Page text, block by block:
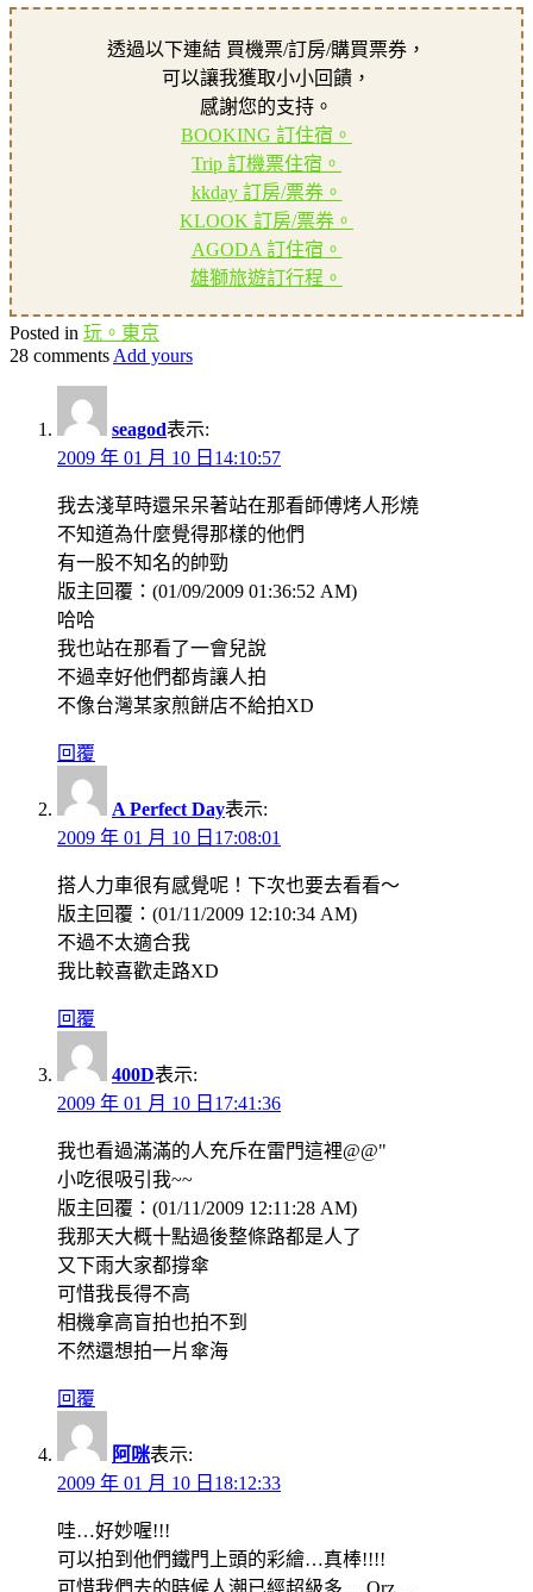
透過以下連結 買機票/訂房/購買票券，
可以讓我獲取小小回饋，
感謝您的支持。
BOOKING 訂住宿。
Trip 訂機票住宿。
kkday 訂房/票券。
KLOOK 訂房/票券。
AGODA 訂住宿。
雄獅旅遊訂行程。
Posted in 玩。東京
28 comments Add yours
seagod表示:
2009 年 01 月 10 日14:10:57
我去淺草時還呆呆著站在那看師傅烤人形燒
不知道為什麼覺得那樣的他們
有一股不知名的帥勁
版主回覆：(01/09/2009 01:36:52 AM)
哈哈
我也站在那看了一會兒說
不過幸好他們都肯讓人拍
不像台灣某家煎餅店不給拍XD
回覆
A Perfect Day表示:
2009 年 01 月 10 日17:08:01
搭人力車很有感覺呢！下次也要去看看～
版主回覆：(01/11/2009 12:10:34 AM)
不過不太適合我
我比較喜歡走路XD
回覆
400D表示:
2009 年 01 月 10 日17:41:36
我也看過滿滿的人充斥在雷門這裡@@"
小吃很吸引我~~
版主回覆：(01/11/2009 12:11:28 AM)
我那天大概十點過後整條路都是人了
又下雨大家都撐傘
可惜我長得不高
相機拿高盲拍也拍不到
不然還想拍一片傘海
回覆
阿咪表示:
2009 年 01 月 10 日18:12:33
哇…好妙喔!!!
可以拍到他們鐵門上頭的彩繪…真棒!!!!
可惜我們去的時候人潮已經超級多… Orz…